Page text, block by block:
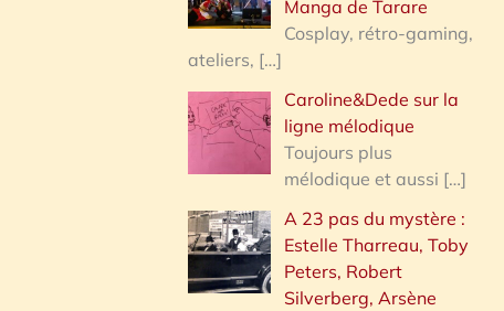
Manga de Tarare
Cosplay, rétro-gaming,
ateliers, […]
Caroline&Dede sur la
ligne mélodique
Toujours plus
mélodique et aussi […]
A 23 pas du mystère :
Estelle Tharreau, Toby
Peters, Robert
Silverberg, Arsène